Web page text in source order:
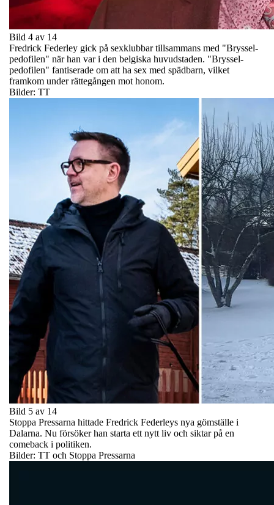
Bild 4 av 14
Fredrick Federley gick på sexklubbar tillsammans med "Bryssel-
pedofilen" när han var i den belgiska huvudstaden. "Bryssel-
pedofilen" fantiserade om att ha sex med spädbarn, vilket
framkom under rättegången mot honom.
Bilder: TT
Bild 5 av 14
Stoppa Pressarna hittade Fredrick Federleys nya gömställe i
Dalarna. Nu försöker han starta ett nytt liv och siktar på en
comeback i politiken.
Bilder: TT och Stoppa Pressarna